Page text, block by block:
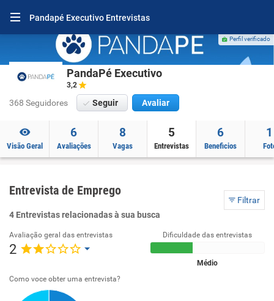
Pandapé Executivo Entrevistas
Perfil verificado
PandaPé Executivo
3,2
368 Seguidores Seguir Avaliar
Visão Geral
6
Avaliações
8
Vagas
5
Entrevistas
6
Beneficios
1
Entrevista de Emprego
Filtrar
4 Entrevistas relacionadas à sua busca
Avaliação geral das entrevistas
2
Dificuldade das entrevistas
Médio
Como voce obter uma entrevista?